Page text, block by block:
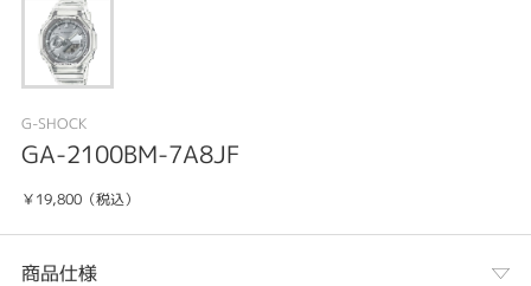
G-SHOCK
GA-2100BM-7A8JF
￥19,800（税込）
商品仕様